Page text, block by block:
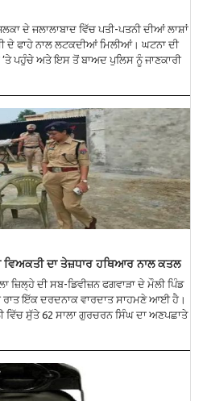
ਦੇ ਜਲਾਲਾਬਾਦ ਵਿੱਚ ਪਤੀ-ਪਤਨੀ ਦੀਆਂ ਲਾਸ਼ਾਂ
ਦੇ ਫਾਹੇ ਨਾਲ ਲਟਕਦੀਆਂ ਮਿਲੀਆਂ। ਘਟਨਾ ਦੀ
ਪਹੁੰਚੇ ਅਤੇ ਇਸ ਤੋਂ ਬਾਅਦ ਪੁਲਿਸ ਨੂੰ ਜਾਣਕਾਰੀ
ਵਿਅਕਤੀ ਦਾ ਤੇਜ਼ਧਾਰ ਹਥਿਆਰ ਨਾਲ ਕਤਲ
ਜ਼ਿਲ੍ਹੇ ਦੀ ਸਬ-ਡਿਵੀਜ਼ਨ ਫਗਵਾੜਾ ਦੇ ਮੌਲੀ ਪਿੰਡ
ਰਾਤ ਇੱਕ ਦਰਦਨਾਕ ਵਾਰਦਾਤ ਸਾਹਮਣੇ ਆਈ ਹੈ।
ਵਿੱਚ ਸੁੱਤੇ 62 ਸਾਲਾ ਗੁਰਚਰਨ ਸਿੰਘ ਦਾ ਅਣਪਛਾਤੇ